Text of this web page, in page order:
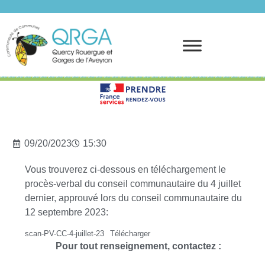
09/20/2023 15:30
Vous trouverez ci-dessous en téléchargement le
procès-verbal du conseil communautaire du 4 juillet
dernier, approuvé lors du conseil communautaire du
12 septembre 2023:
scan-PV-CC-4-juillet-23 Télécharger
Pour tout renseignement, contactez :